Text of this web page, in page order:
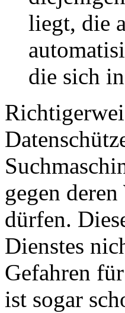
liegt, die
die sich
gegen
dürfen.
Dienstes
Gefahren
ist sogar